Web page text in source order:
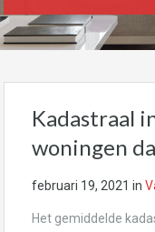
Kadastraal
woningen
februari 19, 2021 in
Het gemiddelde